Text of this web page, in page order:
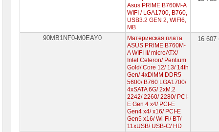
Asus PRIME B760M-A
WIFI / LGA1700, B760,
USB3.2 GEN 2, WIFI6,
MB
90MB1NF0-M0EAY0
Материнская плата
ASUS PRIME B760M-
A WIFI II/ microATX/
Intel Celeron/ Pentium
Gold/ Core 12/ 13/ 14th
Gen/ 4xDIMM DDR5
5600/ B760 LGA1700/
4xSATA 6G/ 2xM.2
2242/ 2260/ 2280/ PCI-
E Gen 4 x4/ PCI-E
Gen4 x4/ x16/ PCI-E
Gen5 x16/ Wi-Fi/ BT/
11xUSB/ USB-C/ HD
16